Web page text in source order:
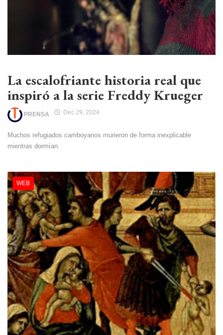
La escalofriante historia real que
inspiró a la serie Freddy Krueger
PRENSA Dec 29, 2024
Muchos refugiados camboyanos murieron de forma inexplicable
mientras dormían.
WEB